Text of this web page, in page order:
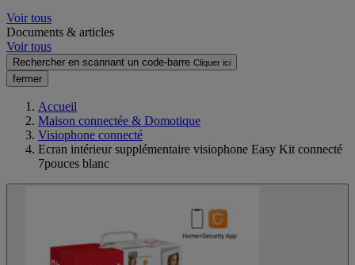
Voir tous
Documents & articles
Voir tous
Rechercher en scannant un code-barre Cliquer ici
fermer
Accueil
Maison connectée & Domotique
Visiophone connecté
Ecran intérieur supplémentaire visiophone Easy Kit connecté
7pouces blanc